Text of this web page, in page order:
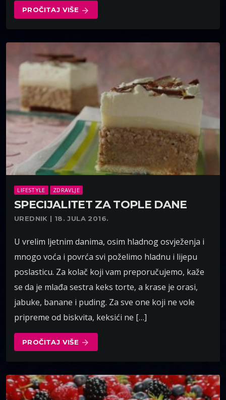
PROČITAJ VIŠE arrow_forward
LIFESTYLE ZDRAVLJE
SPECIJALITET ZA TOPLE DANE
UREDNIK | 18. JULA 2016.
U vrelim ljetnim danima, osim hladnog osvježenja i
mnogo voća i povrća svi poželimo hladnu i lijepu
poslasticu. Za kolač koji vam preporučujemo, kaže
se da je mlađa sestra keks torte, a krase je orasi,
jabuke, banane i puding. Za sve one koji ne vole
pripreme od biskvita, keksići ne […]
PROČITAJ VIŠE arrow_forward